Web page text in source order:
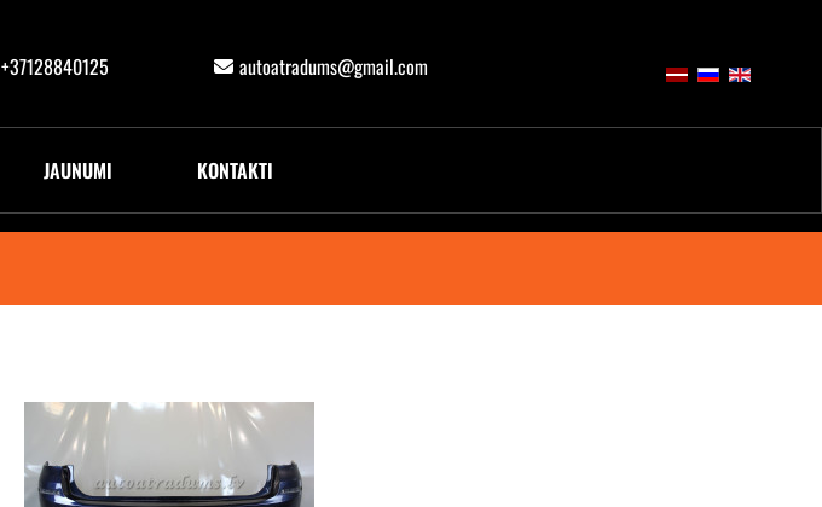
+37128840125 autoatradums@gmail.com
JAUNUMI KONTAKTI